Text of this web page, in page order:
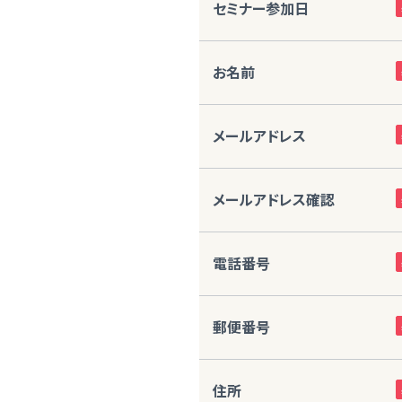
セミナー参加日
お名前
メールアドレス
メールアドレス確認
電話番号
郵便番号
住所